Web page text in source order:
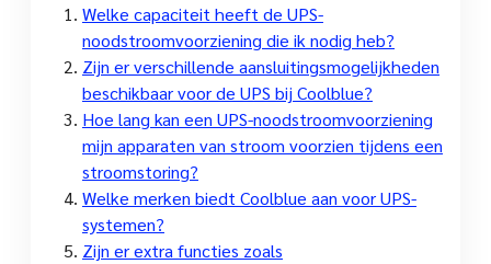
Welke capaciteit heeft de UPS-
noodstroomvoorziening die ik nodig heb?
Zijn er verschillende aansluitingsmogelijkheden
beschikbaar voor de UPS bij Coolblue?
Hoe lang kan een UPS-noodstroomvoorziening
mijn apparaten van stroom voorzien tijdens een
stroomstoring?
Welke merken biedt Coolblue aan voor UPS-
systemen?
Zijn er extra functies zoals